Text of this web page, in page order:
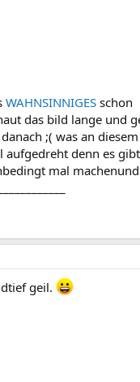
WAHNSINNIGES schon
das bild lange und
;( was an
aufgedreht denn es
mal
geil.